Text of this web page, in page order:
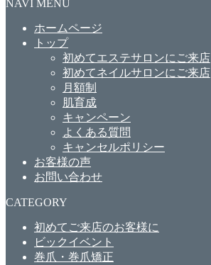
NAVI MENU
ホームページ
トップ
初めてエステサロンにご来店
初めてネイルサロンにご来店
月額制
肌育成
キャンペーン
よくある質問
キャンセルポリシー
お客様の声
お問い合わせ
CATEGORY
初めてご来店のお客様に
ビックイベント
巻爪・巻爪矯正